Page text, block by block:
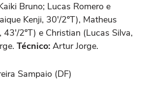
Bruno; Lucas Romero e
Kenji, 30'/2ºT), Matheus
43'/2ºT) e Christian (Lucas Silva,
Técnico: Artur Jorge.
Sampaio (DF)